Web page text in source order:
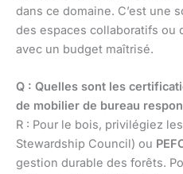
dans ce domaine. C’est une
des espaces collaboratifs ou
avec un budget maîtrisé.
Q : Quelles sont les
de mobilier de bureau
R : Pour le bois, privilégiez
Stewardship Council) ou
gestion durable des forêts.